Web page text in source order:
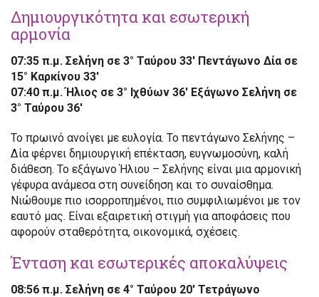
Δημιουργικότητα και εσωτερική
αρμονία
07:35 π.μ. Σελήνη σε 3° Ταύρου 33′ Πεντάγωνο Δία σε
15° Καρκίνου 33′
07:40 π.μ. Ήλιος σε 3° Ιχθύων 36′ Εξάγωνο Σελήνη σε
3° Ταύρου 36′
Το πρωινό ανοίγει με ευλογία. Το πεντάγωνο Σελήνης –
Δία φέρνει δημιουργική επέκταση, ευγνωμοσύνη, καλή
διάθεση. Το εξάγωνο Ήλιου – Σελήνης είναι μια αρμονική
γέφυρα ανάμεσα στη συνείδηση και το συναίσθημα.
Νιώθουμε πιο ισορροπημένοι, πιο συμφιλιωμένοι με τον
εαυτό μας. Είναι εξαιρετική στιγμή για αποφάσεις που
αφορούν σταθερότητα, οικονομικά, σχέσεις.
Ένταση και εσωτερικές αποκαλύψεις
08:56 π.μ. Σελήνη σε 4° Ταύρου 20′ Τετράγωνο